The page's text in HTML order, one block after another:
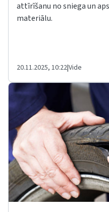
attīrīšanu no sniega un
materiālu.
20.11.2025, 10:22|Vide